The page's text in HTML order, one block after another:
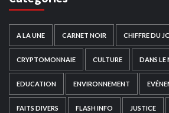
A LA UNE CARNET NOIR CHIFFRE DU
CRYPTOMONNAIE CULTURE DANS LE
EDUCATION ENVIRONNEMENT
FAITS DIVERS FLASH INFO JUSTICE